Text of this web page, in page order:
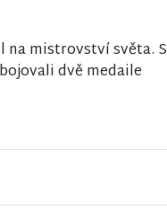
na mistrovství světa. S
dvě medaile